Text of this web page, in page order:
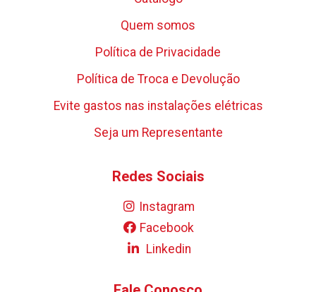
Quem somos
Política de Privacidade
Política de Troca e Devolução
Evite gastos nas instalações elétricas
Seja um Representante
Redes Sociais
Instagram
Facebook
Linkedin